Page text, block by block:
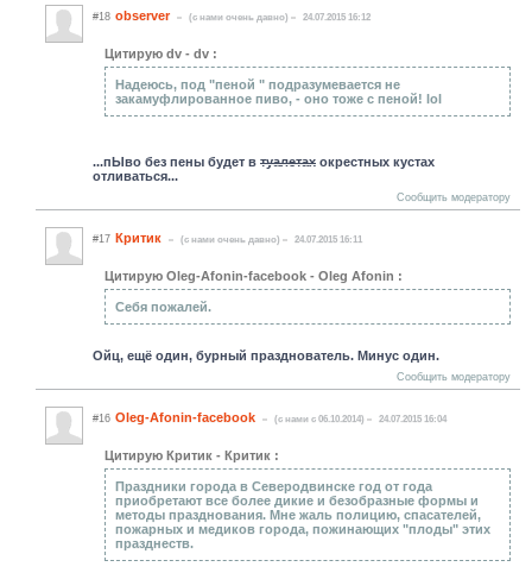
#18 observer (c нами очень давно) 24.07.2015 16:12
Цитирую dv - dv :
Надеюсь, под "пеной " подразумевается не
закамуфлированное пиво, - оно тоже с пеной! lol
...пЫво без пены будет в туалетах окрестных кустах
отливаться...
Сообщить модератору
#17 Критик (c нами очень давно) 24.07.2015 16:11
Цитирую Oleg-Afonin-facebook - Oleg Afonin :
Себя пожалей.
Ойц, ещё один, бурный празднователь. Минус один.
Сообщить модератору
#16 Oleg-Afonin-facebook (c нами с 06.10.2014) 24.07.2015 16:04
Цитирую Критик - Критик :
Праздники города в Северодвинске год от года
приобретают все более дикие и безобразные формы и
методы празднования. Мне жаль полицию, спасателей,
пожарных и медиков города, пожинающих "плоды" этих
празднеств.